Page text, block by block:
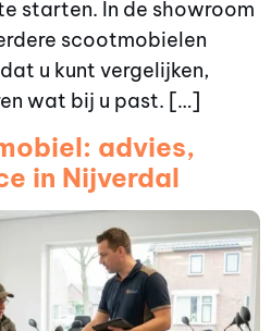
starten. In de showroom
scootmobielen
u kunt vergelijken,
wat bij u past. […]
advies,
in Nijverdal